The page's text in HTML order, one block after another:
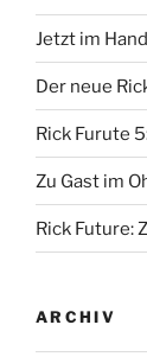
Jetzt im
Der neue
Rick Furute
Zu Gast im
Rick Future:
ARCHIV